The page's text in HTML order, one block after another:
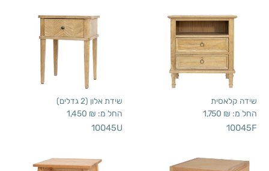
שידה קלאסית
החל מ: 1,750 ₪
10045F
שידת אלון (2 גדלים)
החל מ: 1,450 ₪
10045U